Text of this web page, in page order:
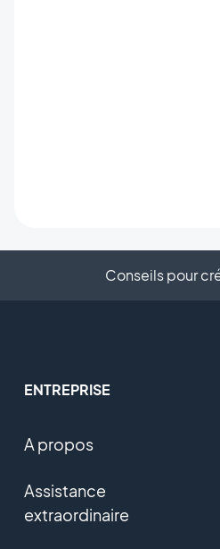
Conseils pour
ENTREPRISE
A propos
Assistance
extraordinaire